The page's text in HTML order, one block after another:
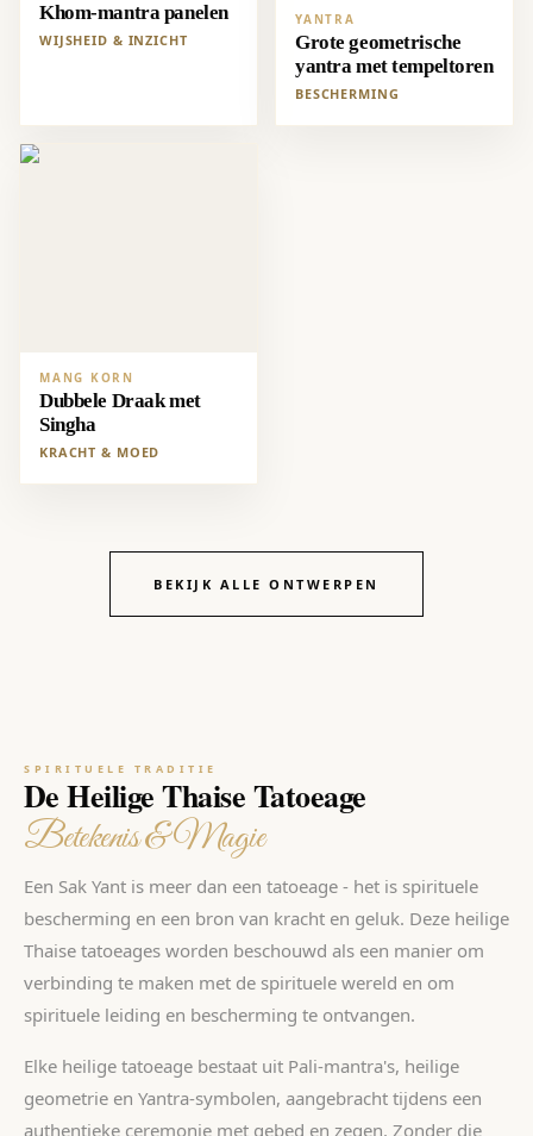
Khom-mantra panelen
WIJSHEID & INZICHT
YANTRA
Grote geometrische
yantra met tempeltoren
BESCHERMING
MANG KORN
Dubbele Draak met
Singha
KRACHT & MOED
BEKIJK ALLE ONTWERPEN
SPIRITUELE TRADITIE
De Heilige Thaise Tatoeage
Betekenis & Magie
Een Sak Yant is meer dan een tatoeage - het is spirituele
bescherming en een bron van kracht en geluk. Deze heilige
Thaise tatoeages worden beschouwd als een manier om
verbinding te maken met de spirituele wereld en om
spirituele leiding en bescherming te ontvangen.
Elke heilige tatoeage bestaat uit Pali-mantra's, heilige
geometrie en Yantra-symbolen, aangebracht tijdens een
authentieke ceremonie met gebed en zegen. Zonder die